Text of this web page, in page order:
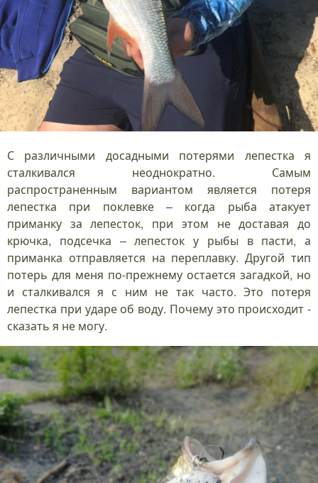
С различными досадными потерями лепестка я
сталкивался неоднократно. Самым
распространенным вариантом является потеря
лепестка при поклевке – когда рыба атакует
приманку за лепесток, при этом не доставая до
крючка, подсечка – лепесток у рыбы в пасти, а
приманка отправляется на переплавку. Другой тип
потерь для меня по-прежнему остается загадкой, но
и сталкивался я с ним не так часто. Это потеря
лепестка при ударе об воду. Почему это происходит -
сказать я не могу.